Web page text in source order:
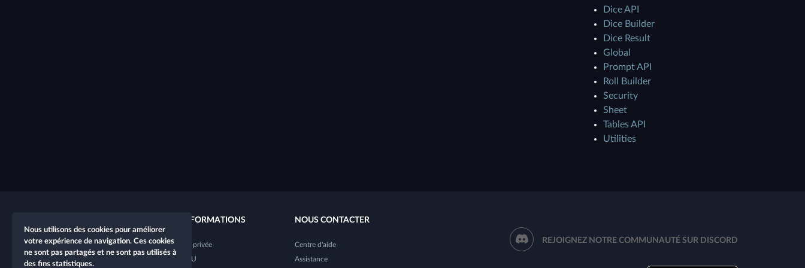
Dice API
Dice Builder
Dice Result
Global
Prompt API
Roll Builder
Security
Sheet
Tables API
Utilities
Nouveau personnage
Nouvelle table
INFORMATIONS
Vie privée
CGU
NOUS CONTACTER
Centre d'aide
Assistance
REJOIGNEZ NOTRE COMMUNAUTÉ SUR DISCORD
Nous utilisons des cookies pour améliorer
votre expérience de navigation. Ces cookies
ne sont pas partagés et ne sont pas utilisés à
des fins statistiques.